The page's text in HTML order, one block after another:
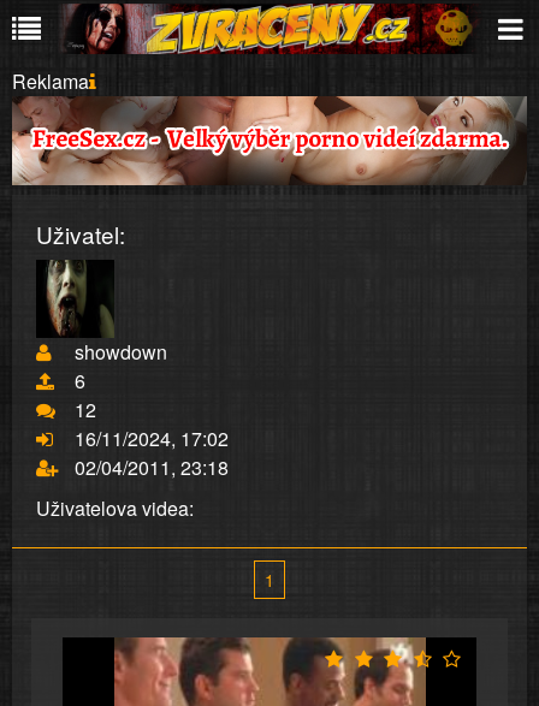
Reklama
Uživatel:
showdown
6
12
16/11/2024, 17:02
02/04/2011, 23:18
Uživatelova videa:
1